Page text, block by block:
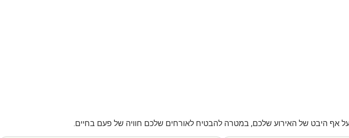
אף היבט של האירוע שלכם, במטרה להבטיח לאורחים שלכם חוויה של פעם בחיים.